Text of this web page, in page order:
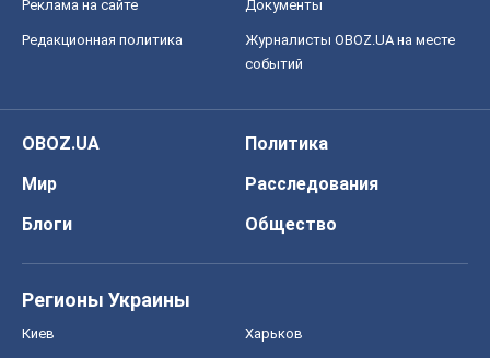
Реклама на сайте Документы
Редакционная политика
Журналисты OBOZ.UA на месте
событий
OBOZ.UA
Политика
Мир
Расследования
Блоги
Общество
Регионы Украины
Киев Харьков